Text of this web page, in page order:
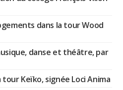
dans la tour Wood
danse et théâtre, par
Keïko, signée Loci Anima